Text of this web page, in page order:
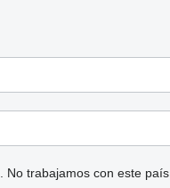
No trabajamos con este país